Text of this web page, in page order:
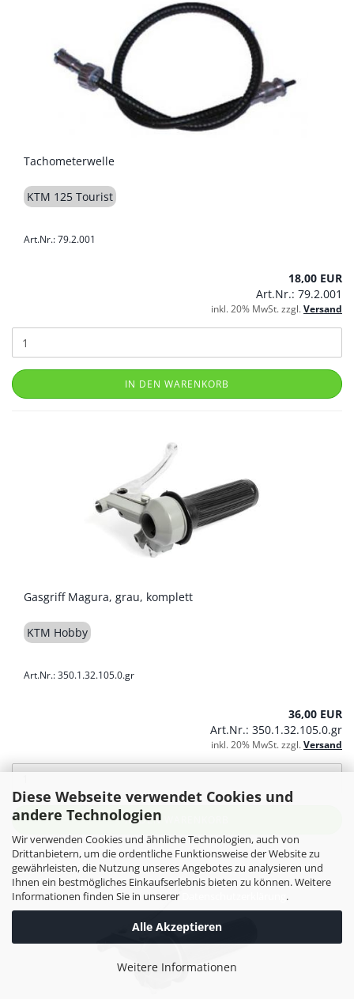
Diese Webseite verwendet Cookies und
andere Technologien
Wir verwenden Cookies und ähnliche Technologien, auch von
Drittanbietern, um die ordentliche Funktionsweise der Website zu
gewährleisten, die Nutzung unseres Angebotes zu analysieren und
Ihnen ein bestmögliches Einkaufserlebnis bieten zu können. Weitere
Informationen finden Sie in unserer
.
Alle Akzeptieren
Weitere Informationen
Tachometerwelle
KTM 125 Tourist
Art.Nr.: 79.2.001
18,00 EUR
Art.Nr.: 79.2.001
inkl. 20% MwSt. zzgl.Versand
IN DEN WARENKORB
Gasgriff Magura, grau, komplett
KTM Hobby
Art.Nr.: 350.1.32.105.0.gr
36,00 EUR
Art.Nr.: 350.1.32.105.0.gr
inkl. 20% MwSt. zzgl.Versand
IN DEN WARENKORB